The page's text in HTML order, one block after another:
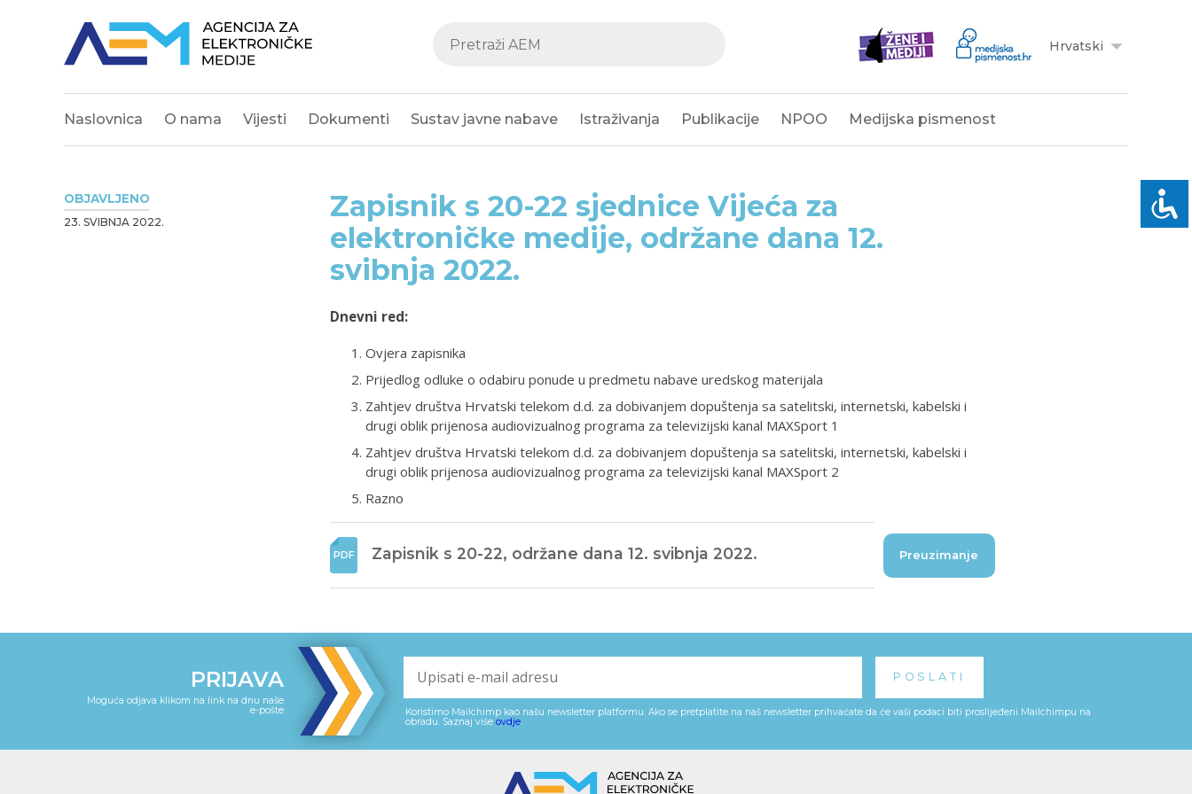
Hrvatski
Naslovnica O nama Vijesti Dokumenti Sustav javne nabave Istraživanja Publikacije NPOO Medijska pismenost
OBJAVLJENO
23. SVIBNJA 2022.
Zapisnik s 20-22 sjednice Vijeća za
elektroničke medije, održane dana 12.
svibnja 2022.
Dnevni red:
Ovjera zapisnika
Prijedlog odluke o odabiru ponude u predmetu nabave uredskog materijala
Zahtjev društva Hrvatski telekom d.d. za dobivanjem dopuštenja sa satelitski, internetski, kabelski i
drugi oblik prijenosa audiovizualnog programa za televizijski kanal MAXSport 1
Zahtjev društva Hrvatski telekom d.d. za dobivanjem dopuštenja sa satelitski, internetski, kabelski i
drugi oblik prijenosa audiovizualnog programa za televizijski kanal MAXSport 2
Razno
Zapisnik s 20-22, održane dana 12. svibnja 2022. Preuzimanje
PRIJAVA
Moguća odjava klikom na link na dnu naše
e-pošte
Koristimo Mailchimp kao našu newsletter platformu. Ako se pretplatite na naš newsletter prihvaćate da će vaši podaci biti proslijeđeni Mailchimpu na
obradu. Saznaj više ovdje.